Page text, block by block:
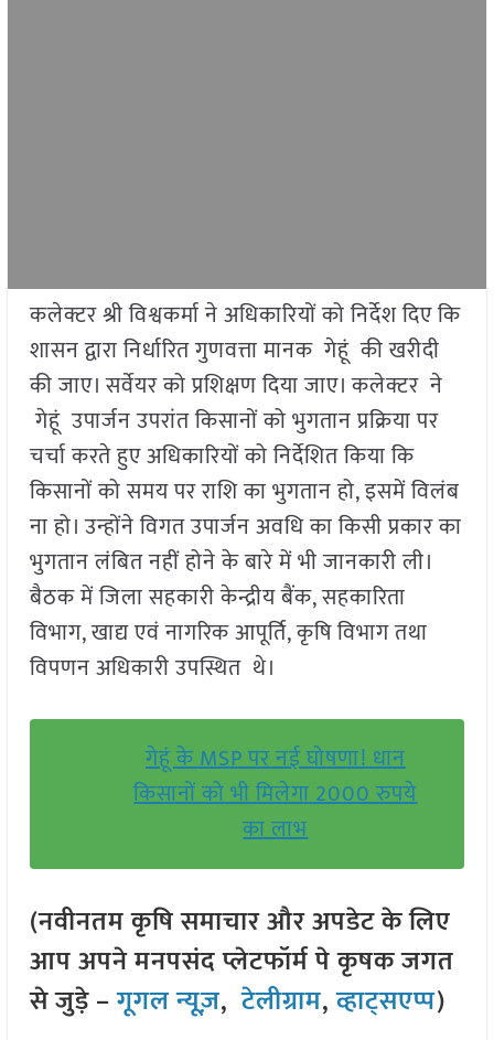
कलेक्टर श्री विश्वकर्मा ने अधिकारियों को निर्देश दिए कि
शासन द्वारा निर्धारित गुणवत्ता मानक गेहूं की खरीदी
की जाए। सर्वेयर को प्रशिक्षण दिया जाए। कलेक्टर ने
गेहूं उपार्जन उपरांत किसानों को भुगतान प्रक्रिया पर
चर्चा करते हुए अधिकारियों को निर्देशित किया कि
किसानों को समय पर राशि का भुगतान हो, इसमें विलंब
ना हो। उन्होंने विगत उपार्जन अवधि का किसी प्रकार का
भुगतान लंबित नहीं होने के बारे में भी जानकारी ली।
बैठक में जिला सहकारी केन्द्रीय बैंक, सहकारिता
विभाग, खाद्य एवं नागरिक आपूर्ति, कृषि विभाग तथा
विपणन अधिकारी उपस्थित थे।
गेहूं के MSP पर नई घोषणा! धान
किसानों को भी मिलेगा 2000 रुपये
का लाभ
(नवीनतम कृषि समाचार और अपडेट के लिए
आप अपने मनपसंद प्लेटफॉर्म पे कृषक जगत
से जुड़े –गूगल न्यूज़,टेलीग्राम,व्हाट्सएप्प)